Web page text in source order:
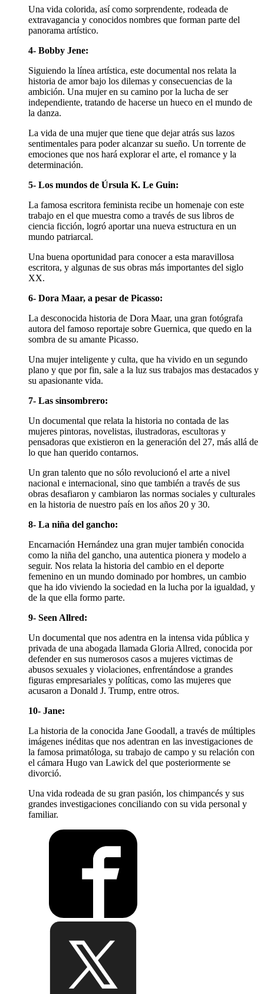
Una vida colorida, así como sorprendente, rodeada de
extravagancia y conocidos nombres que forman parte del
panorama artístico.
4- Bobby Jene:
Siguiendo la línea artística, este documental nos relata la
historia de amor bajo los dilemas y consecuencias de la
ambición. Una mujer en su camino por la lucha de ser
independiente, tratando de hacerse un hueco en el mundo de
la danza.
La vida de una mujer que tiene que dejar atrás sus lazos
sentimentales para poder alcanzar su sueño. Un torrente de
emociones que nos hará explorar el arte, el romance y la
determinación.
5- Los mundos de Úrsula K. Le Guin:
La famosa escritora feminista recibe un homenaje con este
trabajo en el que muestra como a través de sus libros de
ciencia ficción, logró aportar una nueva estructura en un
mundo patriarcal.
Una buena oportunidad para conocer a esta maravillosa
escritora, y algunas de sus obras más importantes del siglo
XX.
6- Dora Maar, a pesar de Picasso:
La desconocida historia de Dora Maar, una gran fotógrafa
autora del famoso reportaje sobre Guernica, que quedo en la
sombra de su amante Picasso.
Una mujer inteligente y culta, que ha vivido en un segundo
plano y que por fin, sale a la luz sus trabajos mas destacados y
su apasionante vida.
7- Las sinsombrero:
Un documental que relata la historia no contada de las
mujeres pintoras, novelistas, ilustradoras, escultoras y
pensadoras que existieron en la generación del 27, más allá de
lo que han querido contarnos.
Un gran talento que no sólo revolucionó el arte a nivel
nacional e internacional, sino que también a través de sus
obras desafiaron y cambiaron las normas sociales y culturales
en la historia de nuestro país en los años 20 y 30.
8- La niña del gancho:
Encarnación Hernández una gran mujer también conocida
como la niña del gancho, una autentica pionera y modelo a
seguir. Nos relata la historia del cambio en el deporte
femenino en un mundo dominado por hombres, un cambio
que ha ido viviendo la sociedad en la lucha por la igualdad, y
de la que ella formo parte.
9- Seen Allred:
Un documental que nos adentra en la intensa vida pública y
privada de una abogada llamada Gloria Allred, conocida por
defender en sus numerosos casos a mujeres victimas de
abusos sexuales y violaciones, enfrentándose a grandes
figuras empresariales y políticas, como las mujeres que
acusaron a Donald J. Trump, entre otros.
10- Jane:
La historia de la conocida Jane Goodall, a través de múltiples
imágenes inéditas que nos adentran en las investigaciones de
la famosa primatóloga, su trabajo de campo y su relación con
el cámara Hugo van Lawick del que posteriormente se
divorció.
Una vida rodeada de su gran pasión, los chimpancés y sus
grandes investigaciones conciliando con su vida personal y
familiar.